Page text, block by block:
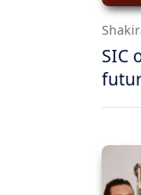
SIC